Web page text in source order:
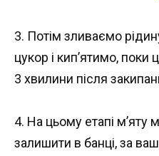
3. Потім зливаємо
цукор і кип’ятимо,
3 хвилини після
4. На цьому етапі м’яту
залишити в банці, за